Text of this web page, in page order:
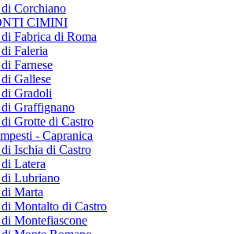
Corchiano
CIMINI
Fabrica di Roma
Faleria
Farnese
Gallese
Gradoli
Graffignano
Grotte di Castro
- Capranica
Ischia di Castro
Latera
Lubriano
Marta
Montalto di Castro
Montefiascone